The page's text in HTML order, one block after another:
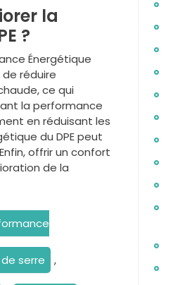
la
?
Énergétique
réduire
ce qui
la performance
en réduisant les
du DPE peut
offrir un confort
de la
serre ,